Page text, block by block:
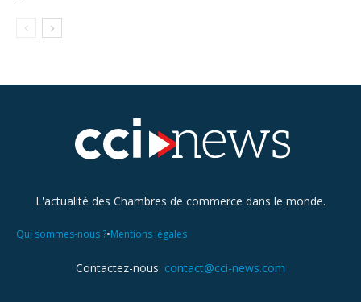
L'actualité des Chambres de commerce dans le monde.
Qui sommes-nous ?•Mentions légales
Contactez-nous: contact@cci-news.com